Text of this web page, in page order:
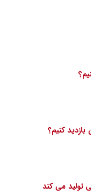
بازدید کنیم؟
تولید می کند